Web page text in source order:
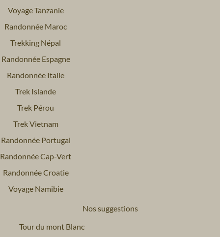
Voyage Tanzanie
Randonnée Maroc
Trekking Népal
Randonnée Espagne
Randonnée Italie
Trek Islande
Trek Pérou
Trek Vietnam
Randonnée Portugal
Randonnée Cap-Vert
Randonnée Croatie
Voyage Namibie
Nos suggestions
Tour du mont Blanc